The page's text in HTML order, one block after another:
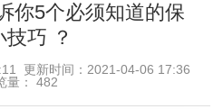
你5个必须知道的保
技巧 ？
更新时间：2021-04-06 17:36
量： 482